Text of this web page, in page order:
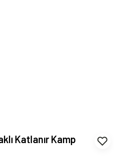
Katlanır Kamp